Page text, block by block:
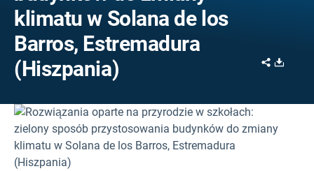
klimatu w Solana de los
Barros, Estremadura
(Hiszpania)
Share